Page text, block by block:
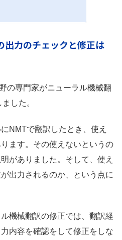
出力のチェックと修正は
の専門家がニューラル機械翻
した。
NMTで翻訳したとき、使え
ます。その使えないというの
がありました。そして、使え
出力されるのか、という点に
機械翻訳の修正では、翻訳経
内容を確認をして修正をしな